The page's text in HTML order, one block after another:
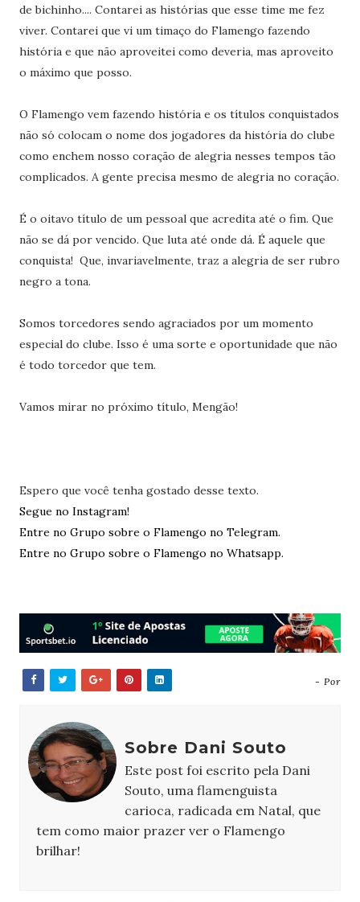
de bichinho.... Contarei as histórias que esse time me fez
viver. Contarei que vi um timaço do Flamengo fazendo
história e que não aproveitei como deveria, mas aproveito
o máximo que posso.
O Flamengo vem fazendo história e os títulos conquistados
não só colocam o nome dos jogadores da história do clube
como enchem nosso coração de alegria nesses tempos tão
complicados. A gente precisa mesmo de alegria no coração.
É o oitavo título de um pessoal que acredita até o fim. Que
não se dá por vencido. Que luta até onde dá. É aquele que
conquista! Que, invariavelmente, traz a alegria de ser rubro
negro a tona.
Somos torcedores sendo agraciados por um momento
especial do clube. Isso é uma sorte e oportunidade que não
é todo torcedor que tem.
Vamos mirar no próximo título, Mengão!
Espero que você tenha gostado desse texto.
Segue no Instagram!
Entre no Grupo sobre o Flamengo no Telegram.
Entre no Grupo sobre o Flamengo no Whatsapp.
- Por
Sobre Dani Souto
Este post foi escrito pela Dani
Souto, uma flamenguista
carioca, radicada em Natal, que
tem como maior prazer ver o Flamengo
brilhar!